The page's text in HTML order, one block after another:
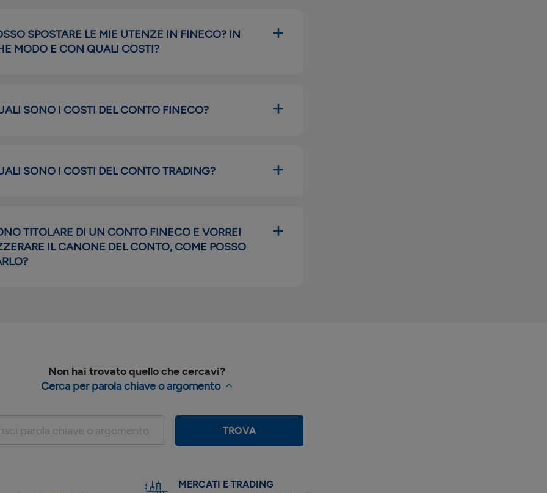
SPOSTARE LE MIE UTENZE IN FINECO? IN
MODO E CON QUALI COSTI?
SONO I COSTI DEL CONTO FINECO?
SONO I COSTI DEL CONTO TRADING?
TITOLARE DI UN CONTO FINECO E VORREI
IL CANONE DEL CONTO, COME POSSO
Non hai trovato quello che cercavi?
Cerca per parola chiave o argomento
parola chiave o argomento TROVA
MERCATI E TRADING